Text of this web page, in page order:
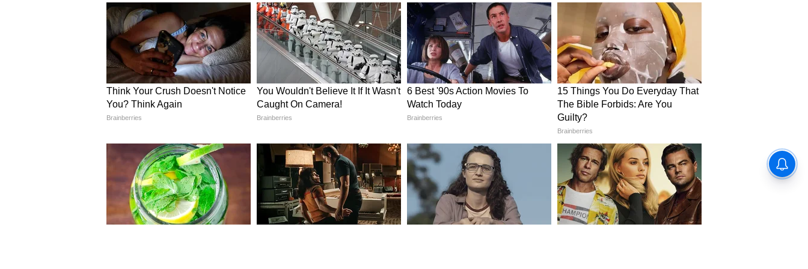
भाजपचे आंदोलन, मुख्यमंत्र्यांना निवेदन
भाजप कार्यकर्त्यांनी कैंसर युनिट हटवण्याचा निषेध करत मुख्यमंत्र्यांच्या नावे निवेदन दिले आहे.
भाजप उपाध्यक्ष विजय तिवारी म्हणाले की, हे मेडिकल कॉलेज सतनासाठी एक महत्त्वाची आरोग्य
सुविधा होती, जी हटवणे म्हणजे जनतेवर अन्याय आहे. तर, भाजपचे सरचिटणीस ऋषभ सिंह
म्हणाले की, ते या प्रकरणी पक्षाच्या वरिष्ठ नेत्यांशी चर्चा करतील आणि सरकारकडे ते पुन्हा सुरू
करण्याची मागणी करतील.
सूत्रांच्या माहितीनुसार, मेडिकल कॉलेजमधून कैंसर युनिट हटवण्याचे कारण डीपीआर (डिटेल्ड प्रोजेक्ट
रिपोर्ट)मधील चूक असल्याचे सांगितले जात आहे. तसेच, आरोग्य विभागाच्या आयुक्तांनीही हा गंभीर
मुद्दा वेळीच लक्षात घेतला नाही, ज्यामुळे कैंसर युनिटला मान्यता मिळाली नाही. आता जेव्हा जनता
आणि नेत्यांनी विरोध सुरू केला आहे, तेव्हा आरोग्य विभागाचे उच्च अधिकारी यावर मौन बाळगून
आहेत.